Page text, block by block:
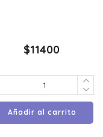
$11400
Añadir al carrito